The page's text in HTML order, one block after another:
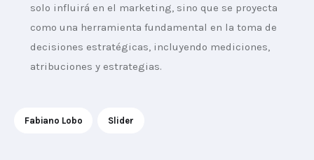
solo influirá en el marketing, sino que se proyecta
como una herramienta fundamental en la toma de
decisiones estratégicas, incluyendo mediciones,
atribuciones y estrategias.
Fabiano Lobo Slider